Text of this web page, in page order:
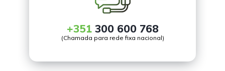
+351300 600 768
(Chamada para rede fixa nacional)